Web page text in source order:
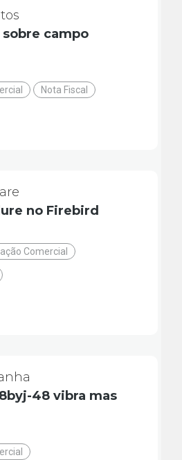
campo
Nota Fiscal
no Firebird
Comercial
48 vibra mas